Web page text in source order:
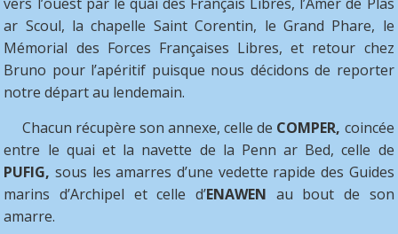
ar Scoul, la chapelle Saint Corentin, le Grand Phare, le
Mémorial des Forces Françaises Libres, et retour chez
Bruno pour l’apéritif puisque nous décidons de reporter
notre départ au lendemain.
Chacun récupère son annexe, celle de COMPER, coincée
entre le quai et la navette de la Penn ar Bed, celle de
PUFIG, sous les amarres d’une vedette rapide des Guides
marins d’Archipel et celle d’ENAWEN au bout de son
amarre.